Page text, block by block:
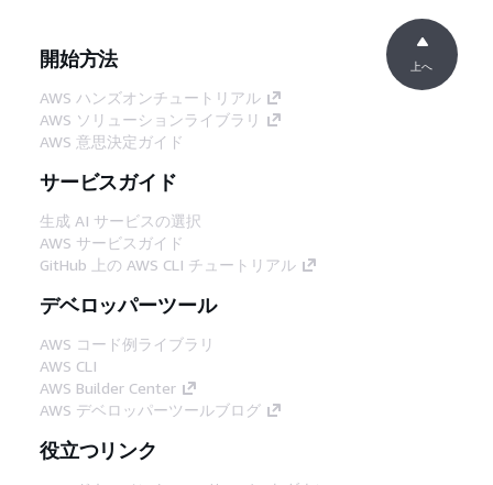
開始方法
AWS ハンズオンチュートリアル
AWS ソリューションライブラリ
AWS 意思決定ガイド
サービスガイド
生成 AI サービスの選択
AWS サービスガイド
GitHub 上の AWS CLI チュートリアル
デベロッパーツール
AWS コード例ライブラリ
AWS CLI
AWS Builder Center
AWS デベロッパーツールブログ
役立つリンク
上へ